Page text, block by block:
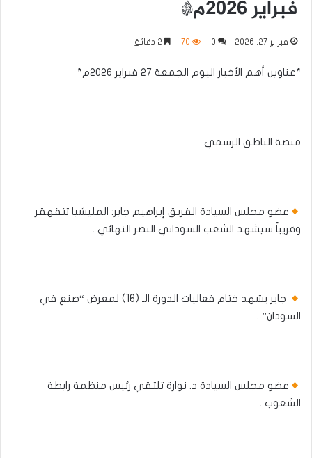
فبراير ٢٠٢٦م*
فبراير 27, 2026 0
70
*عناوين أهم الأخبار اليوم الجمعة ٢٧ فبراير ٢٠٢٦م*
منصة الناطق الرسمي
عضو مجلس السيادة الفريق إبراهيم جابر: المليشيا تتقهقر
وقريباً سيشهد الشعب السوداني النصر النهائي .
جابر يشهد ختام فعاليات الدورة الـ (16) لمعرض “صنع في
السودان” .
عضو مجلس السيادة د. نوارة تلتقي رئيس منظمة رابطة
الشعوب .